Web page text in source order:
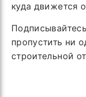
куда движется
пропустить ни
строительной